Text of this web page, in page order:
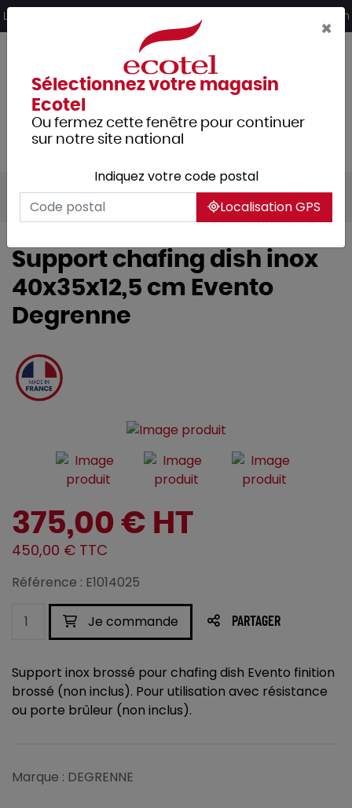
Livraison offerte dès 249€ HT d’achat et retrait 2h en magasin
Tous les produits Hôtellerie
Support chafing dish inox
40x35x12,5 cm Evento
Degrenne
375,00 € HT
450,00 € TTC
Référence : E1014025
Je commande PARTAGER
Support inox brossé pour chafing dish Evento finition
brossé (non inclus). Pour utilisation avec résistance
ou porte brûleur (non inclus).
Marque : DEGRENNE
×
Sélectionnez votre magasin
Ecotel
Ou fermez cette fenêtre pour continuer
sur notre site national
Indiquez votre code postal
Localisation GPS
Panneau de gestion des cookies